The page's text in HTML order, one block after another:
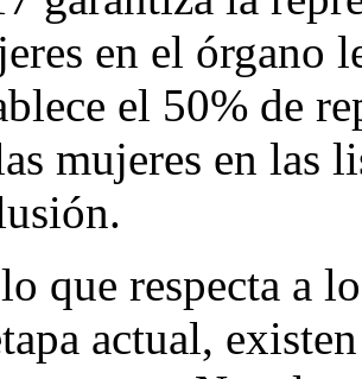
en el órgano
el 50% de
mujeres en las
que respecta a
actual,